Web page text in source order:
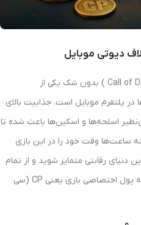
دیوتی موبایل
بازی کالاف دیوتی موبایل (Call of Duty Mobile ) بدون شک یکی از
پلتفرم موبایل است. جذابیت بالای
اسلحه‌ها و اسکین‌ها باعث شده تا
ساعت‌ها وقت خود را در این بازی
دنیای رقابتی متمایز شوید و از تمام
پتانسیل‌های بازی استفاده کنید، نیاز به پول اختصاصی بازی یعنی CP (سی